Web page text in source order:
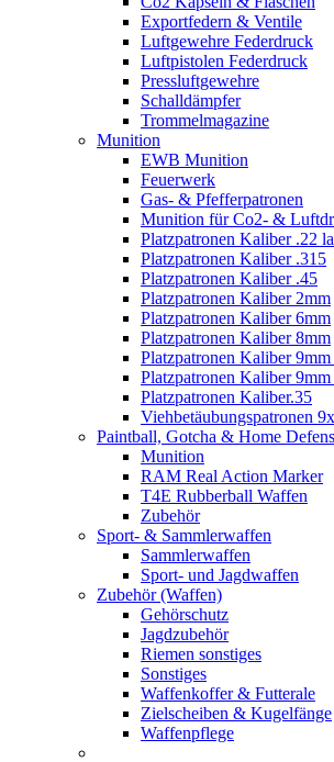
Exportfedern & Ventile
Luftgewehre Federdruck
Luftpistolen Federdruck
Pressluftgewehre
Schalldämpfer
Trommelmagazine
Munition
EWB Munition
Feuerwerk
Gas- & Pfefferpatronen
Munition für Co2- &
Platzpatronen Kaliber .22
Platzpatronen Kaliber .315
Platzpatronen Kaliber .45
Platzpatronen Kaliber 2mm
Platzpatronen Kaliber 6mm
Platzpatronen Kaliber 8mm
Platzpatronen Kaliber
Platzpatronen Kaliber
Platzpatronen Kaliber.35
Viehbetäubungspatronen
Paintball, Gotcha & Home
Munition
RAM Real Action Marker
T4E Rubberball Waffen
Zubehör
Sport- & Sammlerwaffen
Sammlerwaffen
Sport- und Jagdwaffen
Zubehör (Waffen)
Gehörschutz
Jagdzubehör
Riemen sonstiges
Sonstiges
Waffenkoffer & Futterale
Zielscheiben & Kugelfänge
Waffenpflege